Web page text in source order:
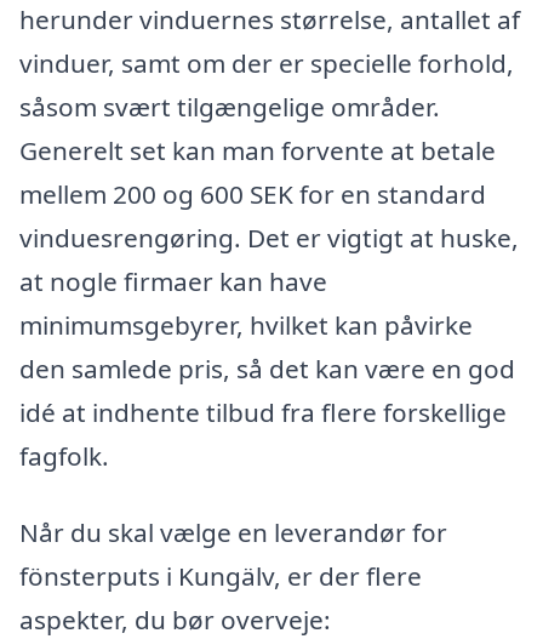
herunder vinduernes størrelse, antallet af
vinduer, samt om der er specielle forhold,
såsom svært tilgængelige områder.
Generelt set kan man forvente at betale
mellem 200 og 600 SEK for en standard
vinduesrengøring. Det er vigtigt at huske,
at nogle firmaer kan have
minimumsgebyrer, hvilket kan påvirke
den samlede pris, så det kan være en god
idé at indhente tilbud fra flere forskellige
fagfolk.
Når du skal vælge en leverandør for
fönsterputs i Kungälv, er der flere
aspekter, du bør overveje: